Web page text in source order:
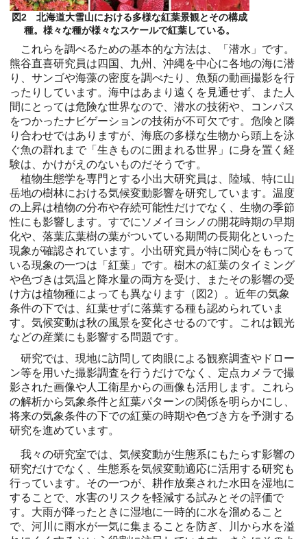
図2 北海道大雪山における多様な紅葉景観とその構成
種。様々な種が様々なスケールで紅葉している。
これらを調べるための基本的な方法は、「潜水」です。
熊谷直喜研究員は四国、九州、沖縄を中心に各地の海に潜
り、サンゴや海藻の密度を調べたり、魚類の動画撮影を行
ったりしています。海中はあまり遠くを見通せず、また人
間にとっては危険な世界なので、潜水の技術や、コンパス
をつかったナビゲーションの技術が不可欠です。危険と隣
り合わせではありますが、海底の多様な生物から頭上を泳
ぐ魚の群れまで「生きものに囲まれる世界」に身を置く経
験は、かけがえのないものだそうです。
植物生態学を専門とする小出大研究員は、陸域、特に山
岳地の樹林における気候変動影響を研究しています。温度
の上昇は植物の分布や存続可能性だけでなく、生物の季節
性にも影響します。すでにソメイヨシノの開花時期の早期
化や、落葉広葉樹の葉がついている期間の長期化といった
現象が確認されています。小出研究員が特に関心をもって
いる現象の一つは「紅葉」です。樹木の紅葉のタイミング
や色づきは気温と降水量の両方を受け、またその影響の受
け方は植物種によっても異なります（図2）。近年の気象
条件の下では、紅葉せずに落葉する種も認められていま
す。気候変動は秋の風景を変化させるのです。これは観光
などの産業にも影響する問題です。
研究では、現地に訪問して肉眼による観察調査やドロー
ン等を用いた撮影調査を行うだけでなく、定点カメラで撮
影された画像や人工衛星からの画像も活用します。これら
の解析から気象条件と紅葉パターンの関係を明らかにし、
将来の気象条件の下での紅葉の時期や色づき方を予測する
研究を進めています。
我々の研究室では、気候変動が生態系にもたらす影響の
研究だけでなく、生態系を気候変動適応に活用する研究も
行っています。その一つが、耕作放棄された水田を湿地に
することで、水害のリスクを軽減する試みとその評価で
す。大雨が降ったときに湿地に一時的に水を溜めること
で、河川に雨水が一気に集まることを防ぎ、川から水を溢